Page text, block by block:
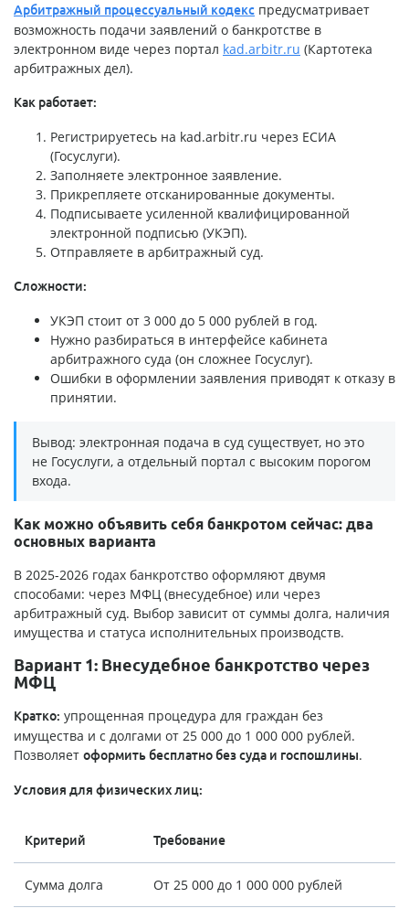
Арбитражный процессуальный кодекс предусматривает
возможность подачи заявлений о банкротстве в
электронном виде через портал kad.arbitr.ru (Картотека
арбитражных дел).
Как работает:
Регистрируетесь на kad.arbitr.ru через ЕСИА
(Госуслуги).
Заполняете электронное заявление.
Прикрепляете отсканированные документы.
Подписываете усиленной квалифицированной
электронной подписью (УКЭП).
Отправляете в арбитражный суд.
Сложности:
УКЭП стоит от 3 000 до 5 000 рублей в год.
Нужно разбираться в интерфейсе кабинета
арбитражного суда (он сложнее Госуслуг).
Ошибки в оформлении заявления приводят к отказу в
принятии.
Вывод: электронная подача в суд существует, но это
не Госуслуги, а отдельный портал с высоким порогом
входа.
Как можно объявить себя банкротом сейчас: два
основных варианта
В 2025-2026 годах банкротство оформляют двумя
способами: через МФЦ (внесудебное) или через
арбитражный суд. Выбор зависит от суммы долга, наличия
имущества и статуса исполнительных производств.
Вариант 1: Внесудебное банкротство через
МФЦ
Кратко: упрощенная процедура для граждан без
имущества и с долгами от 25 000 до 1 000 000 рублей.
Позволяет оформить бесплатно без суда и госпошлины.
Условия для физических лиц:
Критерий Требование
Сумма долга От 25 000 до 1 000 000 рублей